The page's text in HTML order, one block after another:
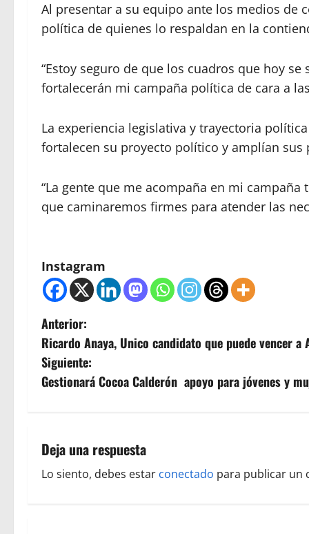
Al presentar a su equipo ante los medios de
política de quienes lo respaldan en la
“Estoy seguro de que los cuadros que hoy
fortalecerán mi campaña política de cara a
La experiencia legislativa y trayectoria
fortalecen su proyecto político y amplían
“La gente que me acompaña en mi
que caminaremos firmes para atender las
Instagram
N
a
v
g
a
Anterior:
Ricardo Anaya, Unico candidato que puede vencer a
Siguiente:
Gestionará Cocoa Calderón apoyo para jóvenes y
Deja una respuesta
Lo siento, debes estar conectado para publicar un